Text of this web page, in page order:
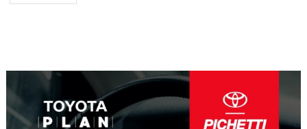
entradas